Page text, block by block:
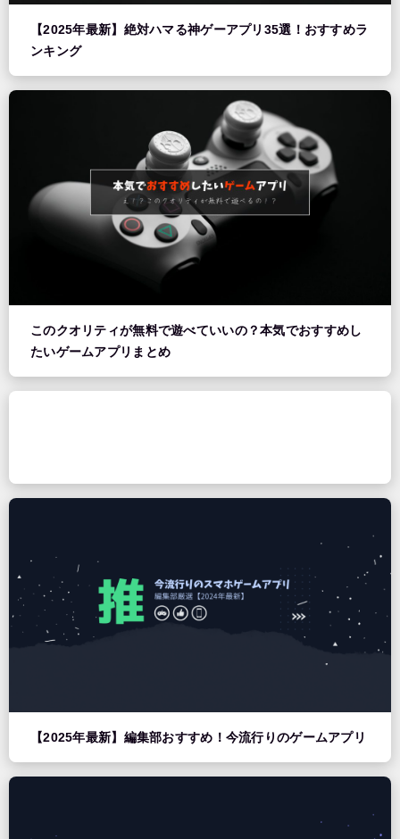
【2025年最新】絶対ハマる神ゲーアプリ35選！おすすめラ
ンキング
このクオリティが無料で遊べていいの？本気でおすすめし
たいゲームアプリまとめ
【2025年最新】編集部おすすめ！今流行りのゲームアプリ